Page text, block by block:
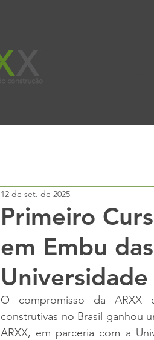
Primeiro
em Embu
Universidade
12 de set. de 2025
O compromisso da ARXX
construtivas no Brasil ganhou
ARXX, em parceria com a